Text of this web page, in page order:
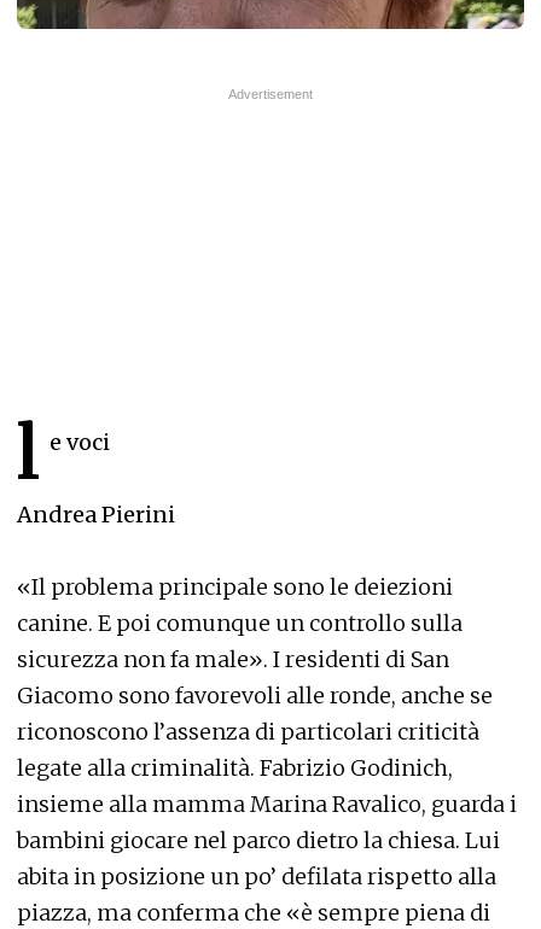
l e voci
Andrea Pierini
«Il problema principale sono le deiezioni
canine. E poi comunque un controllo sulla
sicurezza non fa male». I residenti di San
Giacomo sono favorevoli alle ronde, anche se
riconoscono l’assenza di particolari criticità
legate alla criminalità. Fabrizio Godinich,
insieme alla mamma Marina Ravalico, guarda i
bambini giocare nel parco dietro la chiesa. Lui
abita in posizione un po’ defilata rispetto alla
piazza, ma conferma che «è sempre piena di